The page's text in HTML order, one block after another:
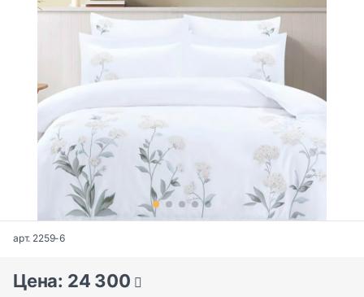
арт. 2259-6
Цена: 24 300